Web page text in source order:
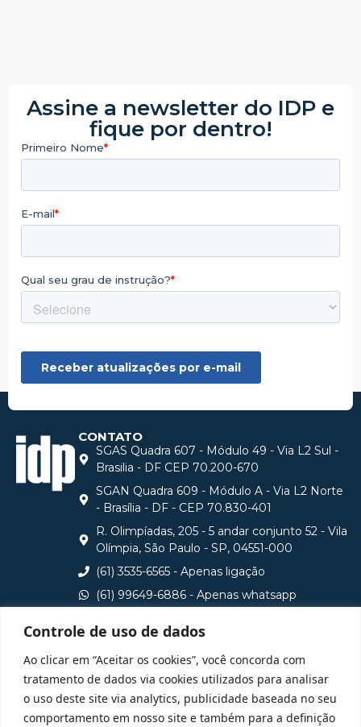
Controle de uso de dados
Ao clicar em “Aceitar os cookies”, você concorda com
tratamento de dados via cookies utilizados para analisar
o uso deste site via analytics, publicidade baseada no seu
comportamento em nosso site e também para a definição
Assine a newsletter do IDP e
fique por dentro!
CONTATO
SGAS Quadra 607 - Módulo 49 - Via L2 Sul -
Brasilia - DF CEP 70.200-670
SGAN Quadra 609 - Módulo A - Via L2 Norte
- Brasília - DF - CEP 70.830-401
R. Olimpíadas, 205 - 5 andar conjunto 52 - Vila
Olímpia, São Paulo - SP, 04551-000
(61) 3535-6565 - Apenas ligação
(61) 99649-6886 - Apenas whatsapp
Consulte aqui o cadastro da Instituição no Sistema e-
MEC